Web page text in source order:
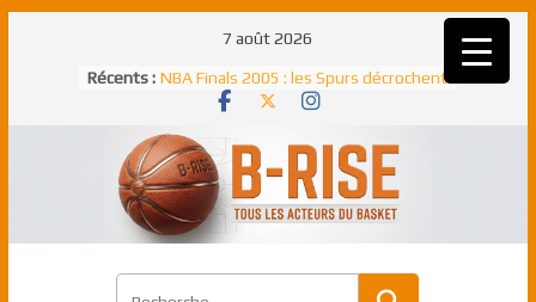
7 août 2026
Récents : Rudy Gobert, deuxième Français élu
meilleur défenseur d’une saison NBA
un troisième titre NBA, la rude bataille
face aux Pistons
NBA Finals 2021 : les Bucks et Giannis
Antetokounmpo triomphent, le Greek
Freek élu MVP
match à plus de 40 points en NBA, le